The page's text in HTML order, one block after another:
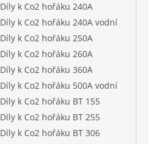
Díly k Co2 hořáku 240A
Díly k Co2 hořáku 240A vodní
Díly k Co2 hořáku 250A
Díly k Co2 hořáku 260A
Díly k Co2 hořáku 360A
Díly k Co2 hořáku 500A vodní
Díly k Co2 hořáku BT 155
Díly k Co2 hořáku BT 255
Díly k Co2 hořáku BT 306